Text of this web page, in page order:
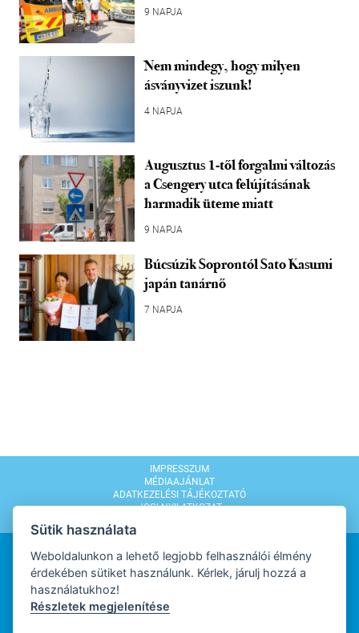
9 NAPJA
Nem mindegy, hogy milyen
ásványvizet iszunk!
4 NAPJA
Augusztus 1-től forgalmi változás
a Csengery utca felújításának
harmadik üteme miatt
9 NAPJA
Búcsúzik Soprontól Sato Kasumi
japán tanárnő
7 NAPJA
IMPRESSZUM
MÉDIAAJÁNLAT
ADATKEZELÉSI TÁJÉKOZTATÓ
JOGI NYILATKOZAT
WEBDESIGN
Sütik használata
Weboldalunkon a lehető legjobb felhasználói élmény
érdekében sütiket használunk. Kérlek, járulj hozzá a
használatukhoz!
Részletek megjelenítése